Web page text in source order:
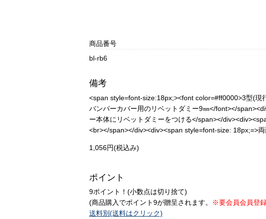
商品番号
bl-rb6
備考
<span style=font-size:18px;><font color=#ff0000>3型(現
バンパーカバー用のリベットダミー9㎜</font></
ー本体にリベットダミーをつける</span></
<br></span></div><div><span style=font-size: 18px;=>
1,056円(税込み)
ポイント
9ポイント！(小数点は切り捨て)
(商品購入でポイント9が贈呈されます。
※要会員会員登
送料別(送料はクリック)